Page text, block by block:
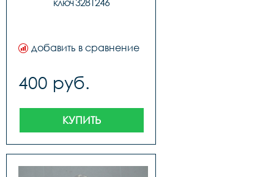
ключ 3281246
добавить в сравнение
400 руб.
КУПИТЬ